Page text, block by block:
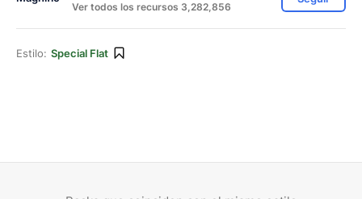
Ver todos los recursos 3,282,856
Estilo: Special Flat